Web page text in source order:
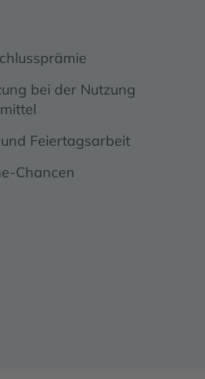
bei der Nutzung
Feiertagsarbeit
Chancen